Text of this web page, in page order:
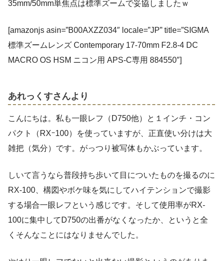
35mm/50mm単焦点は標準ズームで妥協しましたｗ
[amazonjs asin=”B00AXZZ034″ locale=”JP” title=”SIGMA
標準ズームレンズ Contemporary 17-70mm F2.8-4 DC
MACRO OS HSM ニコン用 APS-C専用 884550″]
あれっくすさんより
こんにちは。私も一眼レフ（D750他）と１インチ・コン
パクト（RXｰ100）を使っていますが、正直使い分けは大
雑把（気分）です。がっつり被写体もかぶっています。
しいて言うなら普段持ち歩いて目についたものを撮るのに
RX-100、構図やボケ味を気にしてハイテンションで撮影
する場合一眼レフという感じです。そして使用率がRX-
100に集中してD750の出番がなくなったか、というと全
くそんなことにはなりませんでした。